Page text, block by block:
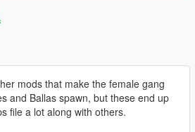
mods that make the female gang
and Ballas spawn, but these end up
file a lot along with others.